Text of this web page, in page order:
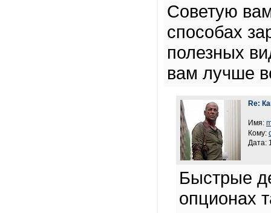
Советую
способах
полезных
вам лучше
Re:
Имя:
Кому:
Дата:
Быстрые
опционах